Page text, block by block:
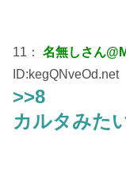
11： 名無しさん
ID:kegQNveOd.net
>>8
カルタみた